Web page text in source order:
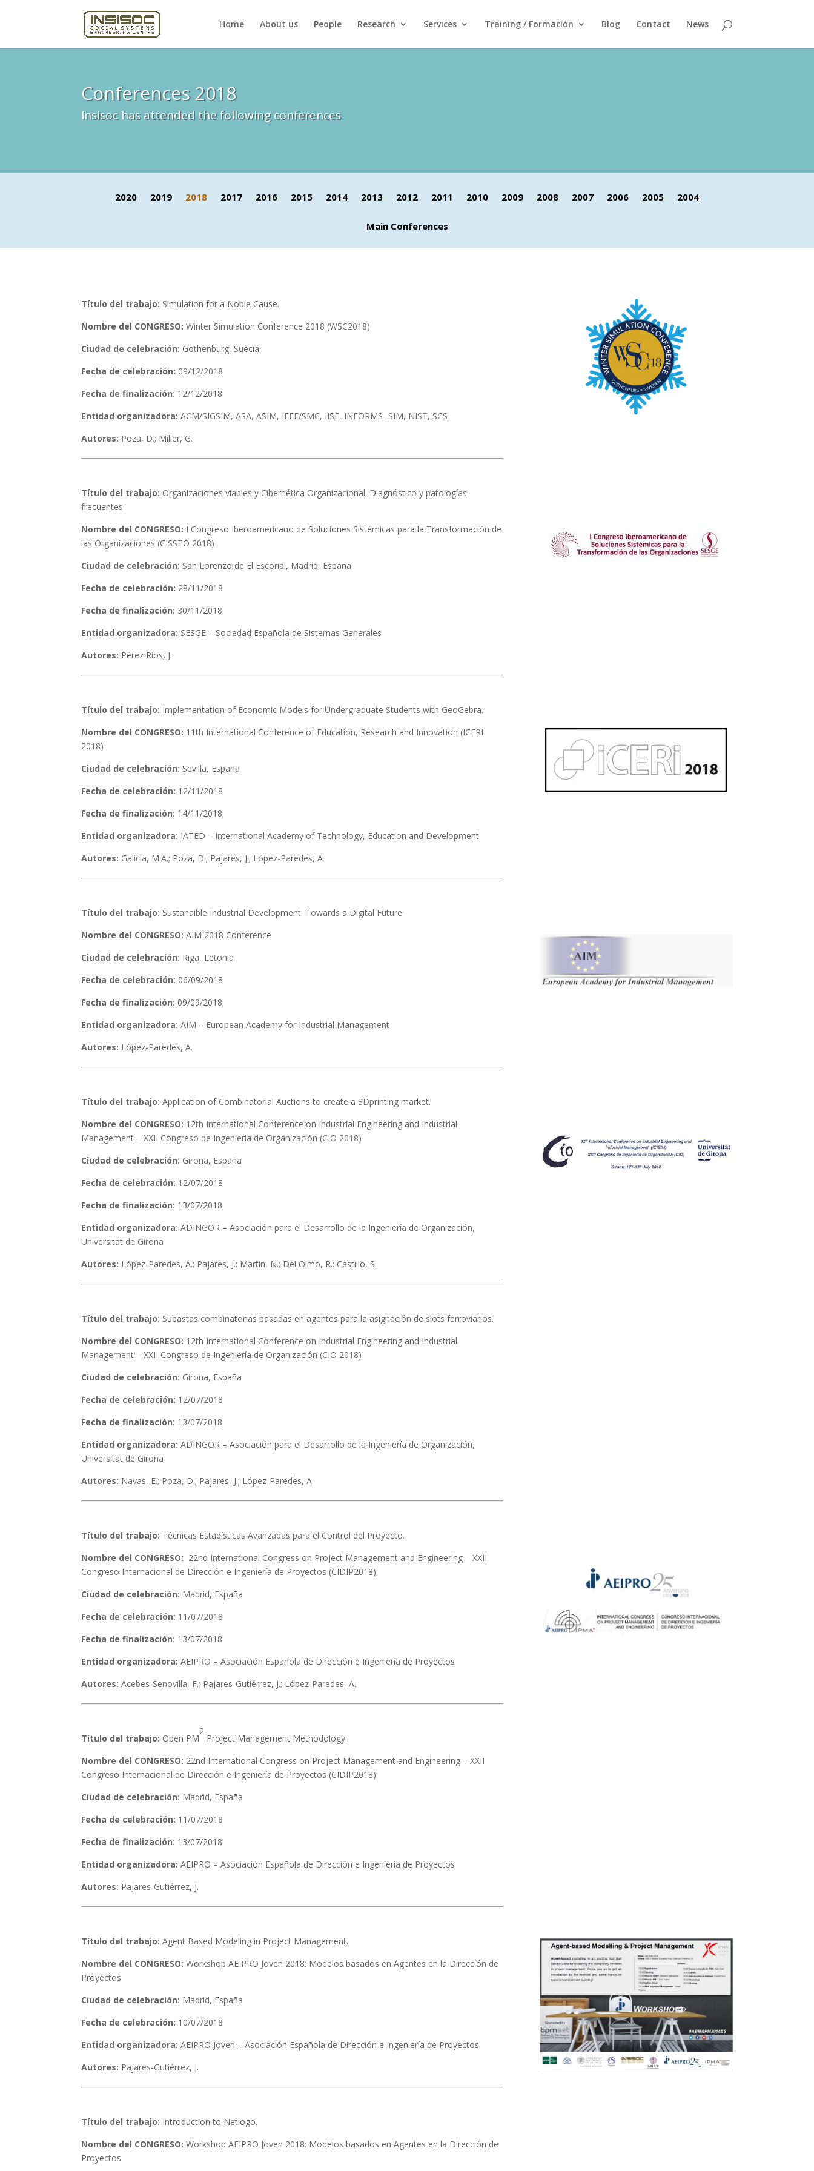
Home About us People Research Services Training / Formación Blog Contact News
Conferences 2018
Insisoc has attended the following conferences
2020 2019 2018 2017 2016 2015 2014 2013 2012 2011 2010 2009 2008 2007 2006 2005 2004
Main Conferences
Título del trabajo: Simulation for a Noble Cause.
Nombre del CONGRESO: Winter Simulation Conference 2018 (WSC2018)
Ciudad de celebración: Gothenburg, Suecia
Fecha de celebración: 09/12/2018
Fecha de finalización: 12/12/2018
Entidad organizadora: ACM/SIGSIM, ASA, ASIM, IEEE/SMC, IISE, INFORMS- SIM, NIST, SCS
Autores: Poza, D.; Miller, G.
Título del trabajo: Organizaciones viables y Cibernética Organizacional. Diagnóstico y patologías
frecuentes.
Nombre del CONGRESO: I Congreso Iberoamericano de Soluciones Sistémicas para la Transformación de
las Organizaciones (CISSTO 2018)
Ciudad de celebración: San Lorenzo de El Escorial, Madrid, España
Fecha de celebración: 28/11/2018
Fecha de finalización: 30/11/2018
Entidad organizadora: SESGE – Sociedad Española de Sistemas Generales
Autores: Pérez Ríos, J.
Título del trabajo: Implementation of Economic Models for Undergraduate Students with GeoGebra.
Nombre del CONGRESO: 11th International Conference of Education, Research and Innovation (ICERI
2018)
Ciudad de celebración: Sevilla, España
Fecha de celebración: 12/11/2018
Fecha de finalización: 14/11/2018
Entidad organizadora: IATED – International Academy of Technology, Education and Development
Autores: Galicia, M.A.; Poza, D.; Pajares, J.; López-Paredes, A.
Título del trabajo: Sustanaible Industrial Development: Towards a Digital Future.
Nombre del CONGRESO: AIM 2018 Conference
Ciudad de celebración: Riga, Letonia
Fecha de celebración: 06/09/2018
Fecha de finalización: 09/09/2018
Entidad organizadora: AIM – European Academy for Industrial Management
Autores: López-Paredes, A.
Título del trabajo: Application of Combinatorial Auctions to create a 3Dprinting market.
Nombre del CONGRESO: 12th International Conference on Industrial Engineering and Industrial
Management – XXII Congreso de Ingeniería de Organización (CIO 2018)
Ciudad de celebración: Girona, España
Fecha de celebración: 12/07/2018
Fecha de finalización: 13/07/2018
Entidad organizadora: ADINGOR – Asociación para el Desarrollo de la Ingeniería de Organización,
Universitat de Girona
Autores: López-Paredes, A.; Pajares, J.; Martín, N.; Del Olmo, R.; Castillo, S.
Título del trabajo: Subastas combinatorias basadas en agentes para la asignación de slots ferroviarios.
Nombre del CONGRESO: 12th International Conference on Industrial Engineering and Industrial
Management – XXII Congreso de Ingeniería de Organización (CIO 2018)
Ciudad de celebración: Girona, España
Fecha de celebración: 12/07/2018
Fecha de finalización: 13/07/2018
Entidad organizadora: ADINGOR – Asociación para el Desarrollo de la Ingeniería de Organización,
Universitat de Girona
Autores: Navas, E.; Poza, D.; Pajares, J.; López-Paredes, A.
Título del trabajo: Técnicas Estadísticas Avanzadas para el Control del Proyecto.
Nombre del CONGRESO: 22nd International Congress on Project Management and Engineering – XXII
Congreso Internacional de Dirección e Ingeniería de Proyectos (CIDIP2018)
Ciudad de celebración: Madrid, España
Fecha de celebración: 11/07/2018
Fecha de finalización: 13/07/2018
Entidad organizadora: AEIPRO – Asociación Española de Dirección e Ingeniería de Proyectos
Autores: Acebes-Senovilla, F.; Pajares-Gutiérrez, J.; López-Paredes, A.
Título del trabajo: Open PM
2
Project Management Methodology.
Nombre del CONGRESO: 22nd International Congress on Project Management and Engineering – XXII
Congreso Internacional de Dirección e Ingeniería de Proyectos (CIDIP2018)
Ciudad de celebración: Madrid, España
Fecha de celebración: 11/07/2018
Fecha de finalización: 13/07/2018
Entidad organizadora: AEIPRO – Asociación Española de Dirección e Ingeniería de Proyectos
Autores: Pajares-Gutiérrez, J.
Título del trabajo: Agent Based Modeling in Project Management.
Nombre del CONGRESO: Workshop AEIPRO Joven 2018: Modelos basados en Agentes en la Dirección de
Proyectos
Ciudad de celebración: Madrid, España
Fecha de celebración: 10/07/2018
Entidad organizadora: AEIPRO Joven – Asociación Española de Dirección e Ingeniería de Proyectos
Autores: Pajares-Gutiérrez, J.
Título del trabajo: Introduction to Netlogo.
Nombre del CONGRESO: Workshop AEIPRO Joven 2018: Modelos basados en Agentes en la Dirección de
Proyectos